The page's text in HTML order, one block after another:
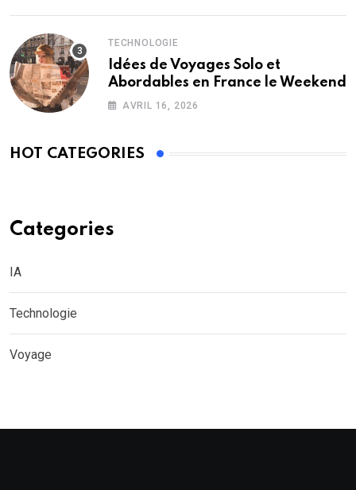
TECHNOLOGIE
Idées de Voyages Solo et
Abordables en France le Weekend
AVRIL 16, 2026
HOT CATEGORIES
Categories
IA
Technologie
Voyage